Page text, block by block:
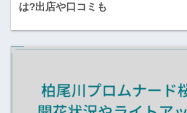
は?出店や口コミも